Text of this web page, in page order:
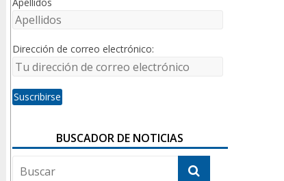
Dirección de correo electrónico:
BUSCADOR DE NOTICIAS